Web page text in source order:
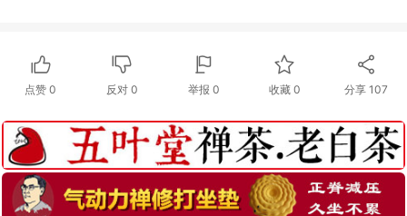
点赞0 反对 0 举报 0 收藏 0 分享107